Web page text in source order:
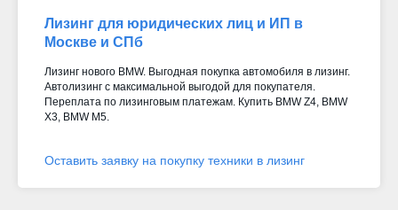
Лизинг для юридических лиц и ИП в
Москве и СПб
Лизинг нового BMW. Выгодная покупка автомобиля в лизинг.
Автолизинг с максимальной выгодой для покупателя.
Переплата по лизинговым платежам. Купить BMW Z4, BMW
X3, BMW M5.
Оставить заявку на покупку техники в лизинг